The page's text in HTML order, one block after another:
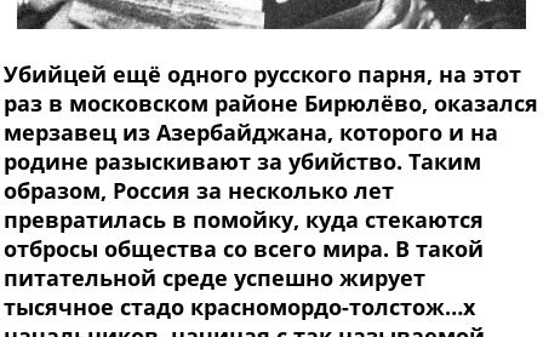
Убийцей ещё одного русского парня, на этот
раз в московском районе Бирюлёво, оказался
мерзавец из Азербайджана, которого и на
родине разыскивают за убийство. Таким
образом, Россия за несколько лет
превратилась в помойку, куда стекаются
отбросы общества со всего мира. В такой
питательной среде успешно жирует
тысячное стадо красномордо-толстож…х